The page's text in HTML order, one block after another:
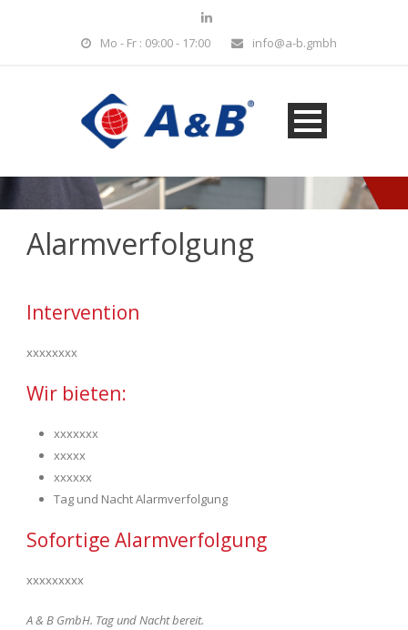
Mo - Fr : 09:00 - 17:00 info@a-b.gmbh
Alarmverfolgung
Intervention
xxxxxxxx
Wir bieten:
xxxxxxx
xxxxx
xxxxxx
Tag und Nacht Alarmverfolgung
Sofortige Alarmverfolgung
xxxxxxxxx
A & B GmbH. Tag und Nacht bereit.